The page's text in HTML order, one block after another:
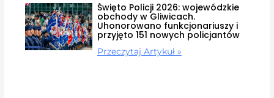
Święto Policji 2026: wojewódzkie
obchody w Gliwicach.
Uhonorowano funkcjonariuszy i
przyjęto 151 nowych policjantów
Przeczytaj Artykuł »